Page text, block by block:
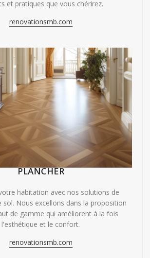
et pratiques que vous chérirez.
renovationsmb.com
PLANCHER
habitation avec nos solutions de
sol. Nous excellons dans la proposition
de gamme qui améliorent à la fois
l'esthétique et le confort.
renovationsmb.com